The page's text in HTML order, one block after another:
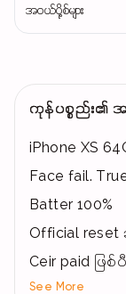
အဝယ်ပို့စ်များ
ကုန်ပစ္စည်း၏
iPhone XS
Face fail.
Batter 100%
Official reset
Ceir paid ဖြစ်ပီ
See More